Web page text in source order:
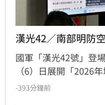
漢光42／南部明防
國軍「漢光42號」登
（6）日展開「2026
演，由高雄市長陳其
-393分鐘前